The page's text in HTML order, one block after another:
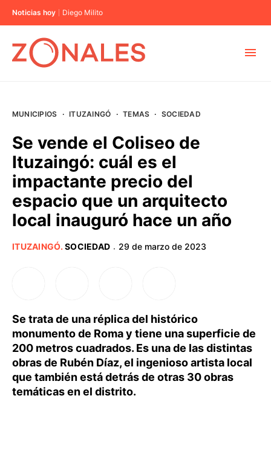
Noticias hoy Diego Milito
BUENOS AIRES
PROVINCIAS
MUNICIPIOS · ITUZAINGÓ · TEMAS · SOCIEDAD
Se vende el Coliseo de
Ituzaingó: cuál es el
impactante precio del
espacio que un arquitecto
local inauguró hace un año
ITUZAINGÓ.SOCIEDAD · 29 de marzo de 2023
Se trata de una réplica del histórico
monumento de Roma y tiene una superficie de
200 metros cuadrados. Es una de las distintas
obras de Rubén Díaz, el ingenioso artista local
que también está detrás de otras 30 obras
temáticas en el distrito.